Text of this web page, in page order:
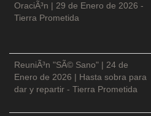
OraciÃ³n | 29 de Enero de 2026 -
Tierra Prometida
ReuniÃ³n "SÃ© Sano" | 24 de
Enero de 2026 | Hasta sobra para
dar y repartir - Tierra Prometida